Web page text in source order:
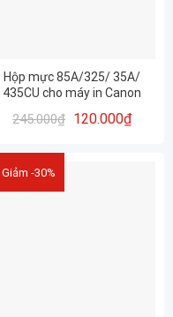
Hộp mực 85A/325/ 35A/
435CU cho máy in Canon
1102w, 1132mfp, 1212mfp
245.000₫ 120.000₫
Giảm -30%